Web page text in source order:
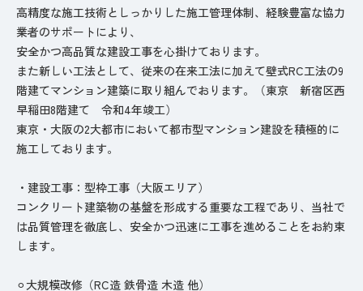
高精度な施工技術としっかりした施工管理体制、経験豊富な協力
業者のサポートにより、
安全かつ高品質な建設工事を心掛けております。
また新しい工法として、従来の在来工法に加えて壁式RC工法の9
階建てマンション建築に取り組んでおります。（東京 新宿区西
早稲田8階建て 令和4年竣工）
東京・大阪の2大都市において都市型マンション建設を積極的に
施工しております。
・建設工事：型枠工事（大阪エリア）
コンクリート建築物の基盤を形成する重要な工程であり、当社で
は品質管理を徹底し、安全かつ迅速に工事を進めることをお約束
します。
⚪︎大規模改修（RC造 鉄骨造 木造 他）